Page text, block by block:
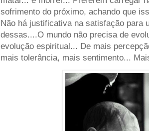
sofrimento do próximo, achando que
Não há justificativa na satisfação para
dessas....O mundo não precisa de
evolução espiritual... De mais
mais tolerância, mais sentimento...